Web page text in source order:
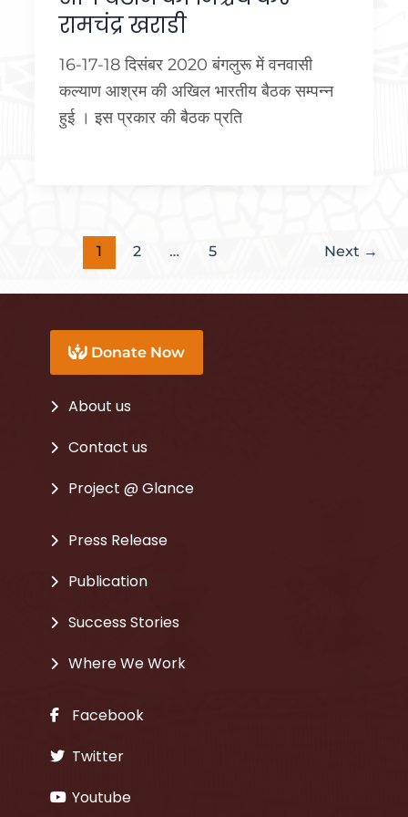
रामचंद्र खराडी
16-17-18 दिसंबर 2020 बंगलुरू में वनवासी
कल्याण आश्रम की अखिल भारतीय बैठक सम्पन्न
हुई । इस प्रकार की बैठक प्रति
1 2 … 5 Next →
Donate Now
About us
Contact us
Project @ Glance
Press Release
Publication
Success Stories
Where We Work
Facebook
Twitter
Youtube